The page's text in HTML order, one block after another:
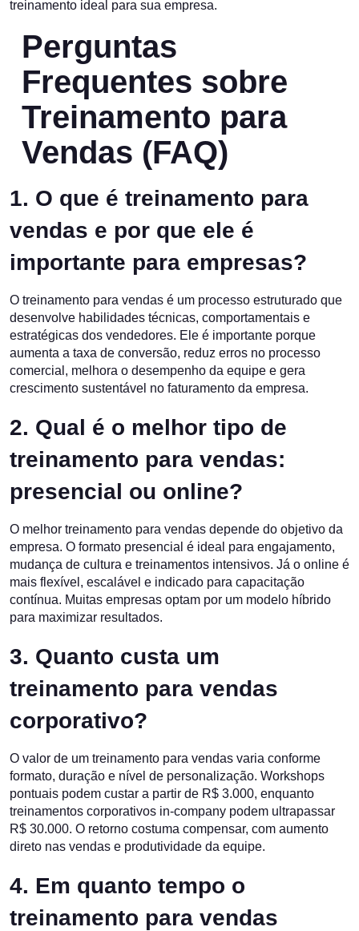
treinamento ideal para sua empresa.
Perguntas
Frequentes sobre
Treinamento para
Vendas (FAQ)
1. O que é treinamento para
vendas e por que ele é
importante para empresas?
O treinamento para vendas é um processo estruturado que
desenvolve habilidades técnicas, comportamentais e
estratégicas dos vendedores. Ele é importante porque
aumenta a taxa de conversão, reduz erros no processo
comercial, melhora o desempenho da equipe e gera
crescimento sustentável no faturamento da empresa.
2. Qual é o melhor tipo de
treinamento para vendas:
presencial ou online?
O melhor treinamento para vendas depende do objetivo da
empresa. O formato presencial é ideal para engajamento,
mudança de cultura e treinamentos intensivos. Já o online é
mais flexível, escalável e indicado para capacitação
contínua. Muitas empresas optam por um modelo híbrido
para maximizar resultados.
3. Quanto custa um
treinamento para vendas
corporativo?
O valor de um treinamento para vendas varia conforme
formato, duração e nível de personalização. Workshops
pontuais podem custar a partir de R$ 3.000, enquanto
treinamentos corporativos in-company podem ultrapassar
R$ 30.000. O retorno costuma compensar, com aumento
direto nas vendas e produtividade da equipe.
4. Em quanto tempo o
treinamento para vendas